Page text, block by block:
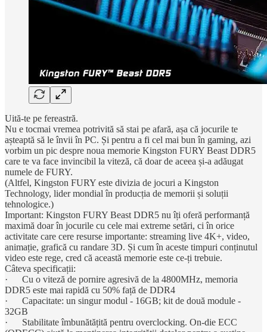
Uită-te pe fereastră.
Nu e tocmai vremea potrivită să stai pe afară, așa că jocurile te
așteaptă să le învii în PC. Și pentru a fi cel mai bun în gaming, azi
vorbim un pic despre noua memorie Kingston FURY Beast DDR5
care te va face invincibil la viteză, că doar de aceea și-a adăugat
numele de FURY.
(Altfel, Kingston FURY este divizia de jocuri a Kingston
Technology, lider mondial în producția de memorii și soluții
tehnologice.)
Important: Kingston FURY Beast DDR5 nu îți oferă performanță
maximă doar în jocurile cu cele mai extreme setări, ci în orice
activitate care cere resurse importante: streaming live 4K+, video,
animație, grafică cu randare 3D. Și cum în aceste timpuri conținutul
video este rege, cred că această memorie este ce-ți trebuie.
Câteva specificații:
· Cu o viteză de pornire agresivă de la 4800MHz, memoria
DDR5 este mai rapidă cu 50% față de DDR4
· Capacitate: un singur modul - 16GB; kit de două module -
32GB
· Stabilitate îmbunătățită pentru overclocking. On-die ECC